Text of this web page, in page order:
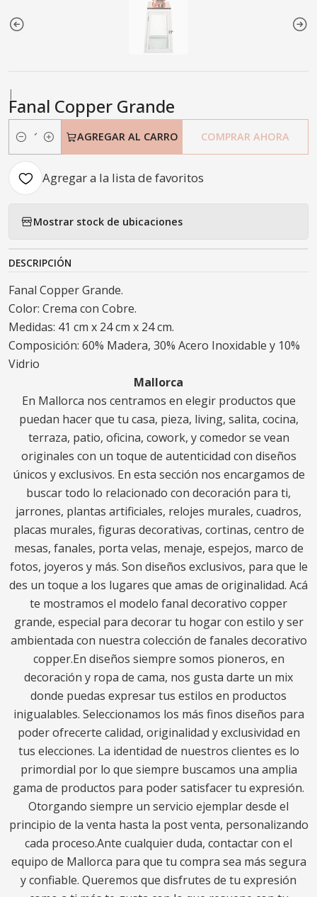
|
Fanal Copper Grande
Cantidad
AGREGAR AL CARRO COMPRAR AHORA
Agregar a la lista de favoritos
Mostrar stock de ubicaciones
DESCRIPCIÓN
Fanal Copper Grande.
Color: Crema con Cobre.
Medidas: 41 cm x 24 cm x 24 cm.
Composición: 60% Madera, 30% Acero Inoxidable y 10%
Vidrio
Mallorca
En Mallorca nos centramos en elegir productos que
puedan hacer que tu casa, pieza, living, salita, cocina,
terraza, patio, oficina, cowork, y comedor se vean
originales con un toque de autenticidad con diseños
únicos y exclusivos. En esta sección nos encargamos de
buscar todo lo relacionado con decoración para ti,
jarrones, plantas artificiales, relojes murales, cuadros,
placas murales, figuras decorativas, cortinas, centro de
mesas, fanales, porta velas, menaje, espejos, marco de
fotos, joyeros y más. Son diseños exclusivos, para que le
des un toque a los lugares que amas de originalidad. Acá
te mostramos el modelo fanal decorativo copper
grande, especial para decorar tu hogar con estilo y ser
ambientada con nuestra colección de fanales decorativo
copper.En diseños siempre somos pioneros, en
decoración y ropa de cama, nos gusta darte un mix
donde puedas expresar tus estilos en productos
inigualables. Seleccionamos los más finos diseños para
poder ofrecerte calidad, originalidad y exclusividad en
tus elecciones. La identidad de nuestros clientes es lo
primordial por lo que siempre buscamos una amplia
gama de productos para poder satisfacer tu expresión.
Otorgando siempre un servicio ejemplar desde el
principio de la venta hasta la post venta, personalizando
cada proceso.Ante cualquier duda, contactar con el
equipo de Mallorca para que tu compra sea más segura
y confiable. Queremos que disfrutes de tu expresión